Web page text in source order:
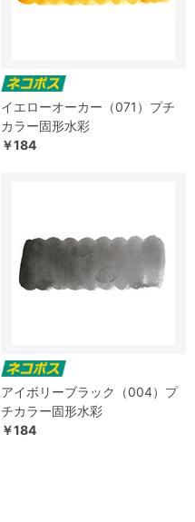
イエローオーカー（071）プチ
カラー固形水彩
￥184
アイボリーブラック（004）プ
チカラー固形水彩
￥184